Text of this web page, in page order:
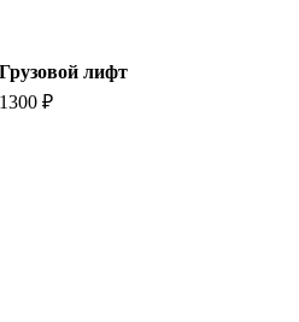
Грузовой лифт
1300 ₽